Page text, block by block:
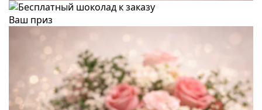
Ваш приз